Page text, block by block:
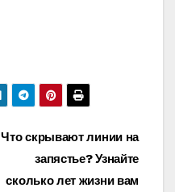
Что скрывают линии на
запястье? Узнайте
сколько лет жизни вам